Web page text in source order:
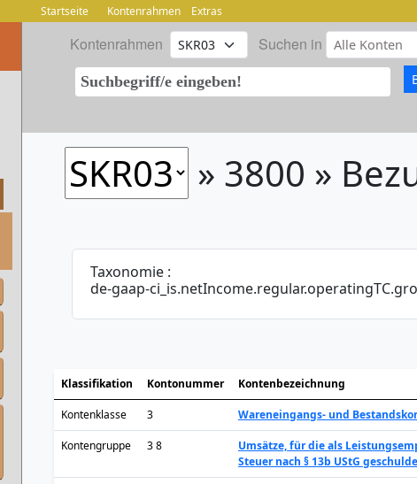
Startseite Kontenrahmen Extras
Kontenrahmen Suchen in
» 3800 »
Taxonomie :
de-gaap-
Klassifikation Kontonummer Kontenbezeichnung
Kontenklasse 3 Wareneingangs- und
Kontengruppe 3 8
Umsätze, für die als
Steuer nach § 13b UStG